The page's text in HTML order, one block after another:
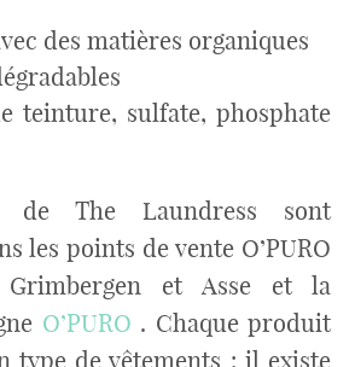
des matières organiques
teinture, sulfate, phosphate
de The Laundress sont
les points de vente O’PURO
et Asse et la
O’PURO . Chaque produit
type de vêtements : il existe